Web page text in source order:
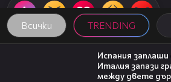
Всички TRENDING
00:51
Испания
Италия запази
между двете